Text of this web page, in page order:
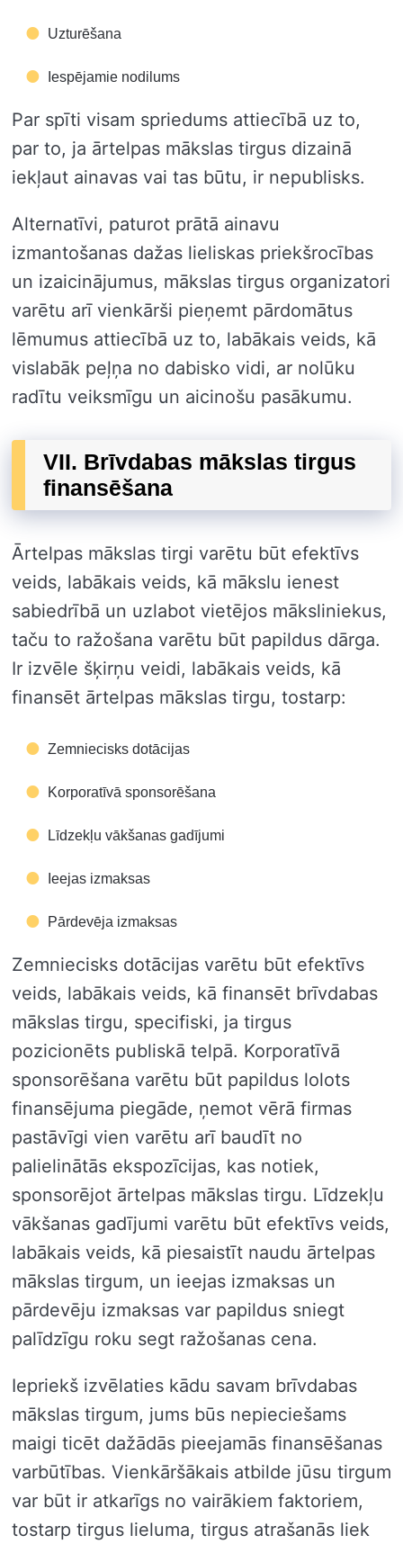
Uzturēšana
Iespējamie nodilums
Par spīti visam spriedums attiecībā uz to,
par to, ja ārtelpas mākslas tirgus dizainā
iekļaut ainavas vai tas būtu, ir nepublisks.
Alternatīvi, paturot prātā ainavu
izmantošanas dažas lieliskas priekšrocības
un izaicinājumus, mākslas tirgus organizatori
varētu arī vienkārši pieņemt pārdomātus
lēmumus attiecībā uz to, labākais veids, kā
vislabāk peļņa no dabisko vidi, ar nolūku
radītu veiksmīgu un aicinošu pasākumu.
VII. Brīvdabas mākslas tirgus
finansēšana
Ārtelpas mākslas tirgi varētu būt efektīvs
veids, labākais veids, kā mākslu ienest
sabiedrībā un uzlabot vietējos māksliniekus,
taču to ražošana varētu būt papildus dārga.
Ir izvēle šķirņu veidi, labākais veids, kā
finansēt ārtelpas mākslas tirgu, tostarp:
Zemniecisks dotācijas
Korporatīvā sponsorēšana
Līdzekļu vākšanas gadījumi
Ieejas izmaksas
Pārdevēja izmaksas
Zemniecisks dotācijas varētu būt efektīvs
veids, labākais veids, kā finansēt brīvdabas
mākslas tirgu, specifiski, ja tirgus
pozicionēts publiskā telpā. Korporatīvā
sponsorēšana varētu būt papildus lolots
finansējuma piegāde, ņemot vērā firmas
pastāvīgi vien varētu arī baudīt no
palielinātās ekspozīcijas, kas notiek,
sponsorējot ārtelpas mākslas tirgu. Līdzekļu
vākšanas gadījumi varētu būt efektīvs veids,
labākais veids, kā piesaistīt naudu ārtelpas
mākslas tirgum, un ieejas izmaksas un
pārdevēju izmaksas var papildus sniegt
palīdzīgu roku segt ražošanas cena.
Iepriekš izvēlaties kādu savam brīvdabas
mākslas tirgum, jums būs nepieciešams
maigi ticēt dažādās pieejamās finansēšanas
varbūtības. Vienkāršākais atbilde jūsu tirgum
var būt ir atkarīgs no vairākiem faktoriem,
tostarp tirgus lieluma, tirgus atrašanās liek